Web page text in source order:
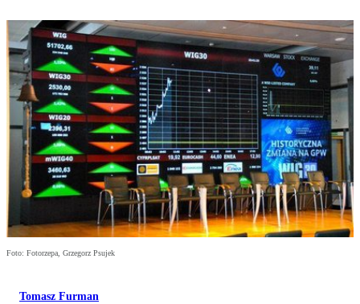
Foto: Fotorzepa, Grzegorz Psujek
Tomasz Furman